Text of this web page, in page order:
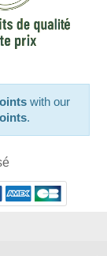
with our
.